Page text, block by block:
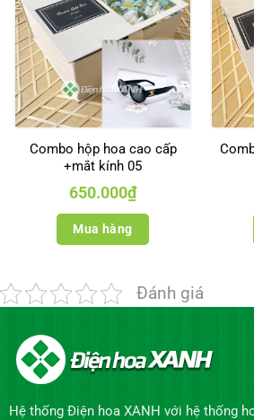
Combo hộp hoa cao cấp
+mắt kính 05
650.000₫
Mua hàng
Đánh giá
Hệ thống Điện hoa XANH với hệ thống